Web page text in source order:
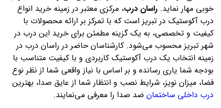
خوبی مهار نماید. راسان درب، مرکزی معتبر در زمینه خرید انواع
درب آکوستیک در تبریز است که با تمرکز بر ارائه محصولات با
کیفیت و تخصصی، به یک گزینه مطمئن برای خرید این درب در
شهر تبریز محسوب می‌شود. کارشناسان حاضر در راسان درب در
زمینه انتخاب یک درب آکوستیک کاربردی و با کیفیت متناسب با
بودجه شما یاری رسانده و بر اساس با نیاز واقعی شما از نظر نوع
فضا، میزان نویز، شرایط نصب و انتظار شما از عایق صدا، بهترین
درب داخلی ساختمان ضد صدا را معرفی می‌نمایند.